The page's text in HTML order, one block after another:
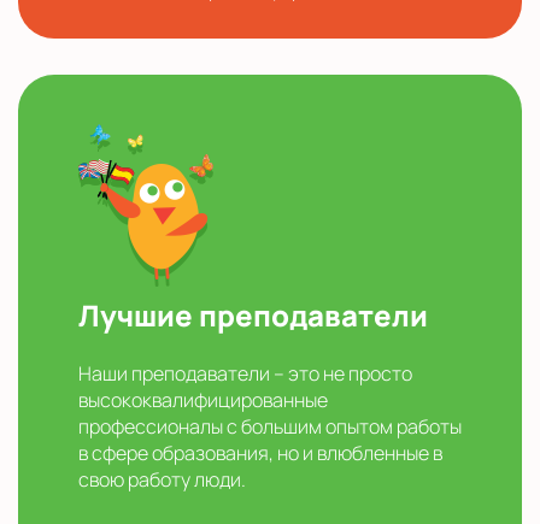
Лучшие преподаватели
Наши преподаватели – это не просто
высококвалифицированные
профессионалы с большим опытом работы
в сфере образования, но и влюбленные в
свою работу люди.